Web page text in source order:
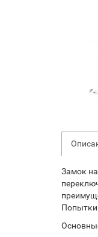
Замок
Попытки